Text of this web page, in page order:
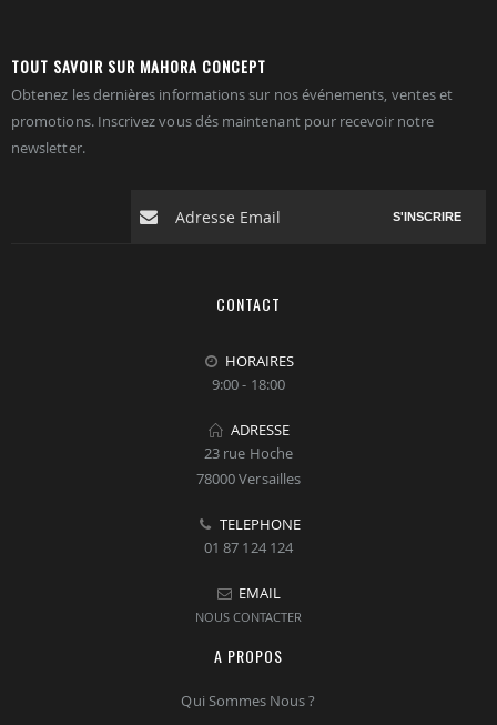
TOUT SAVOIR SUR MAHORA CONCEPT
Obtenez les dernières informations sur nos événements, ventes et
promotions. Inscrivez vous dés maintenant pour recevoir notre
newsletter.
S'INSCRIRE
CONTACT
HORAIRES
9:00 - 18:00
ADRESSE
23 rue Hoche
78000 Versailles
TELEPHONE
01 87 124 124
EMAIL
NOUS CONTACTER
A PROPOS
Qui Sommes Nous ?